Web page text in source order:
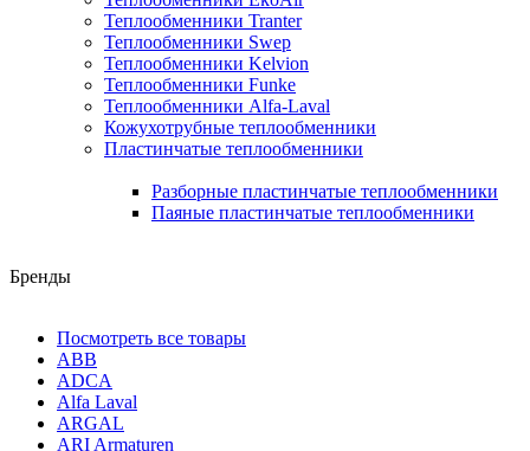
Теплообменники Tranter
Теплообменники Swep
Теплообменники Kelvion
Теплообменники Funke
Теплообменники Alfa-Laval
Кожухотрубные теплообменники
Пластинчатые теплообменники
Разборные пластинчатые теплообменники
Паяные пластинчатые теплообменники
Бренды
Посмотреть все товары
ABB
ADCA
Alfa Laval
ARGAL
ARI Armaturen